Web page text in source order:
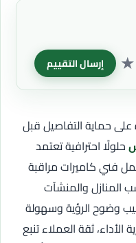
★ إرسال التقييم
على حماية التفاصيل قبل
حلولًا احترافية تعتمد
فني كاميرات مراقبة
المنازل والمنشآت
وضوح الرؤية وسهولة
ثقة العملاء تنبع